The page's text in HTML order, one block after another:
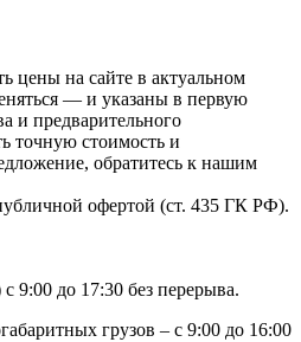
цены на сайте в актуальном
— и указаны в первую
и предварительного
точную стоимость и
обратитесь к нашим
офертой (ст. 435 ГК РФ).
9:00 до 17:30 без перерыва.
грузов – с 9:00 до 16:00